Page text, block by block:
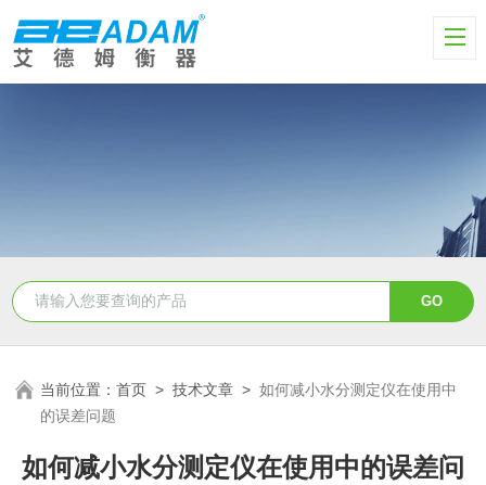
当前位置：首页 >技术文章 >如何减小水分测定仪在使用中
的误差问题
如何减小水分测定仪在使用中的误差问